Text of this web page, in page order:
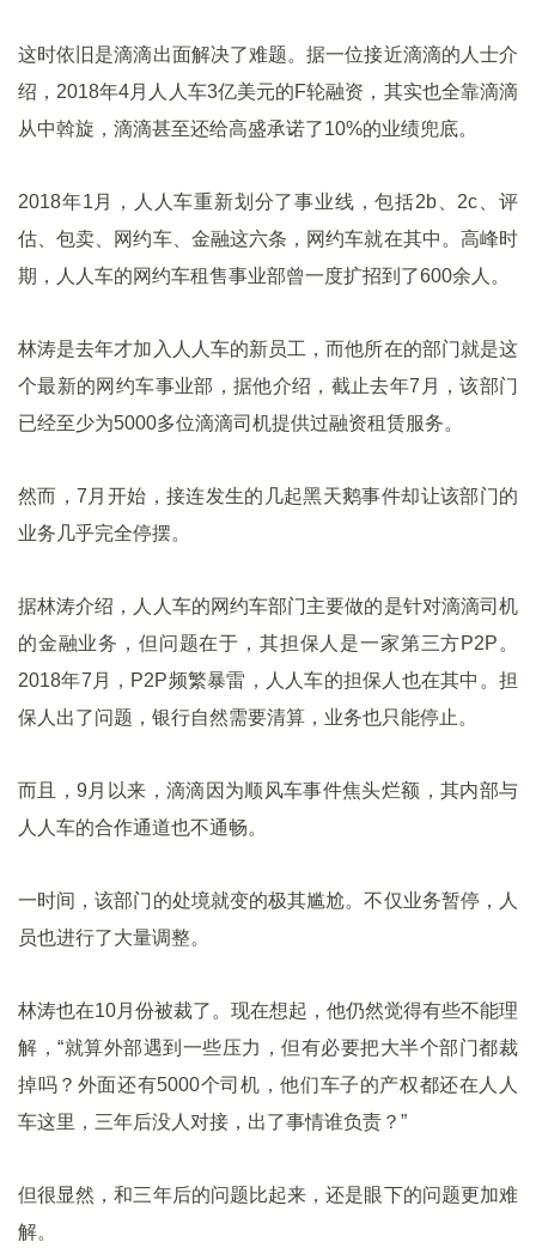
这时依旧是滴滴出面解决了难题。据一位接近滴滴的人士介
绍，2018年4月人人车3亿美元的F轮融资，其实也全靠滴滴
从中斡旋，滴滴甚至还给高盛承诺了10%的业绩兜底。
2018年1月，人人车重新划分了事业线，包括2b、2c、评
估、包卖、网约车、金融这六条，网约车就在其中。高峰时
期，人人车的网约车租售事业部曾一度扩招到了600余人。
林涛是去年才加入人人车的新员工，而他所在的部门就是这
个最新的网约车事业部，据他介绍，截止去年7月，该部门
已经至少为5000多位滴滴司机提供过融资租赁服务。
然而，7月开始，接连发生的几起黑天鹅事件却让该部门的
业务几乎完全停摆。
据林涛介绍，人人车的网约车部门主要做的是针对滴滴司机
的金融业务，但问题在于，其担保人是一家第三方P2P。
2018年7月，P2P频繁暴雷，人人车的担保人也在其中。担
保人出了问题，银行自然需要清算，业务也只能停止。
而且，9月以来，滴滴因为顺风车事件焦头烂额，其内部与
人人车的合作通道也不通畅。
一时间，该部门的处境就变的极其尴尬。不仅业务暂停，人
员也进行了大量调整。
林涛也在10月份被裁了。现在想起，他仍然觉得有些不能理
解，“就算外部遇到一些压力，但有必要把大半个部门都裁
掉吗？外面还有5000个司机，他们车子的产权都还在人人
车这里，三年后没人对接，出了事情谁负责？”
但很显然，和三年后的问题比起来，还是眼下的问题更加难
解。